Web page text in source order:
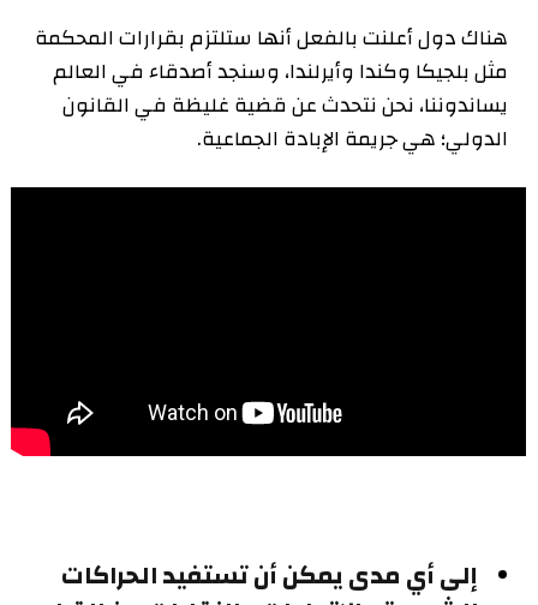
هناك دول أعلنت بالفعل أنها ستلتزم بقرارات المحكمة
مثل بلجيكا وكندا وأيرلندا، وسنجد أصدقاء في العالم
يساندوننا، نحن نتحدث عن قضية غليظة في القانون
الدولي؛ هي جريمة الإبادة الجماعية.
إلى أي مدى يمكن أن تستفيد الحراكات